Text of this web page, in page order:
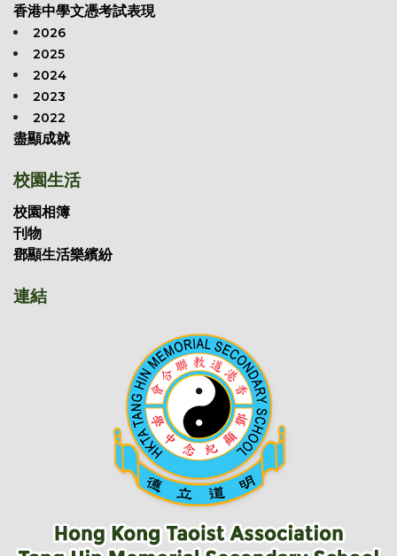
香港中學文憑考試表現
2026
2025
2024
2023
2022
盡顯成就
校園生活
校園相簿
刊物
鄧顯生活樂繽紛
連結